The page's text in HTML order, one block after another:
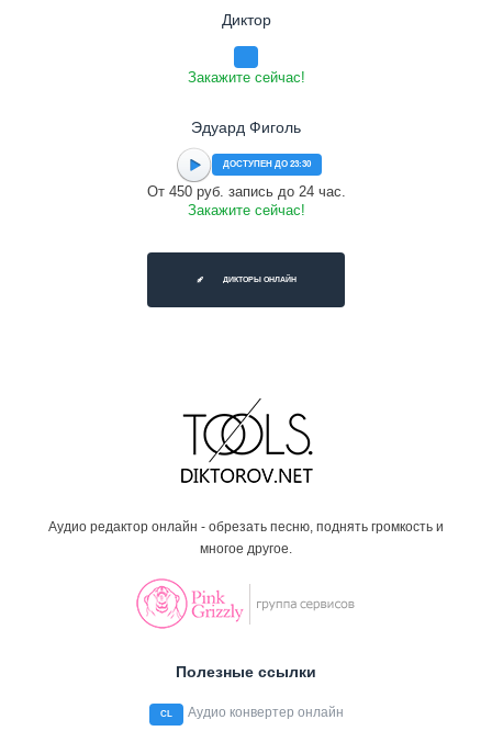
Диктор
Закажите сейчас!
Эдуард Фиголь
ДОСТУПЕН ДО 23:30
От 450 руб. запись до 24 час.
Закажите сейчас!
ДИКТОРЫ ОНЛАЙН
Аудио редактор онлайн - обрезать песню, поднять громкость и
многое другое.
Полезные ссылки
CL Аудио конвертер онлайн